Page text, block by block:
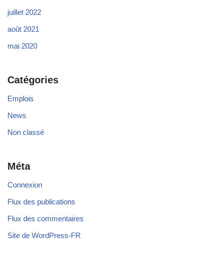
juillet 2022
août 2021
mai 2020
Catégories
Emplois
News
Non classé
Méta
Connexion
Flux des publications
Flux des commentaires
Site de WordPress-FR